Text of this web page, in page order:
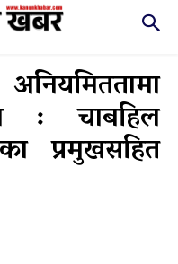
: चाबहिल
प्रमुखसहित